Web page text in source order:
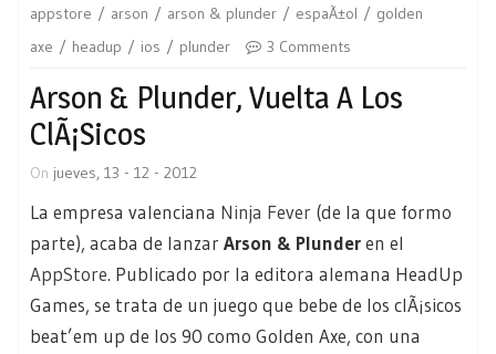
appstore
arson arson & plunder espaÃ±ol
golden
axe
headup ios plunder 3 Comments
Arson & Plunder, Vuelta A Los
ClÃ¡sicos
On jueves, 13 - 12 - 2012
La empresa valenciana Ninja Fever (de la que formo
parte), acaba de lanzar Arson & Plunderen el
AppStore. Publicado por la editora alemana HeadUp
Games, se trata de un juego que bebe de los clÃ¡sicos
beat’em up de los 90 como Golden Axe, con una